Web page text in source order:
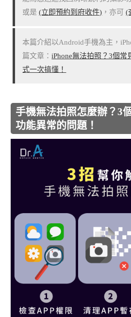
或是(立即預約到府收件) ，亦可(
本篇介紹以Android手機為主，
篇文章：iPhone無法拍照？3個常
式一次搞懂！
手機無法拍照怎麼辦？3
功能異常的問題！